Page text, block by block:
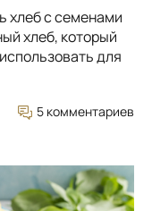
хлеб с семенами
хлеб, который
для
5 комментариев